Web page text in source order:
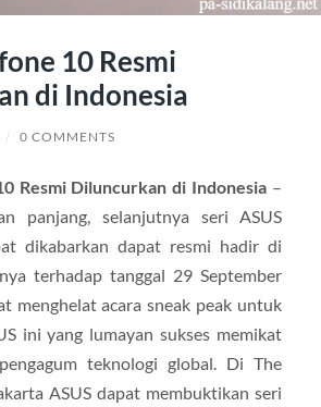
10 Resmi
di Indonesia
/ 0 COMMENTS
Resmi Diluncurkan di Indonesia –
panjang, selanjutnya seri ASUS
dikabarkan dapat resmi hadir di
terhadap tanggal 29 September
menghelat acara sneak peak untuk
ini yang lumayan sukses memikat
teknologi global. Di The
ASUS dapat membuktikan seri